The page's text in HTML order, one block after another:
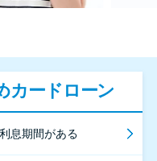
カードローン
息期間がある